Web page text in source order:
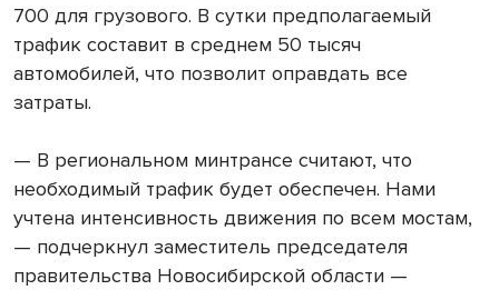
700 для грузового. В сутки предполагаемый
трафик составит в среднем 50 тысяч
автомобилей, что позволит оправдать все
затраты.
— В региональном минтрансе считают, что
необходимый трафик будет обеспечен. Нами
учтена интенсивность движения по всем мостам,
— подчеркнул заместитель председателя
правительства Новосибирской области —